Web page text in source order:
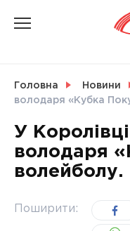
Головна Новини
володаря «Кубка
У
володаря
волейболу.
Поширити: